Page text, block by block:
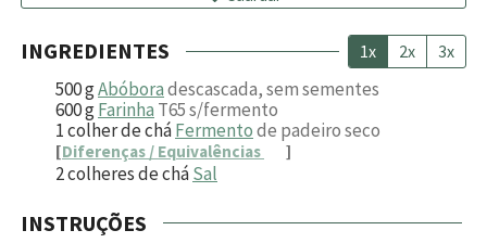
INGREDIENTES 1x 2x 3x
500gAbóboradescascada, sem sementes
600gFarinha T65 s/fermento
1colher de cháFermentode padeiro seco
[Diferenças / Equivalências ]
2colheres de cháSal
INSTRUÇÕES